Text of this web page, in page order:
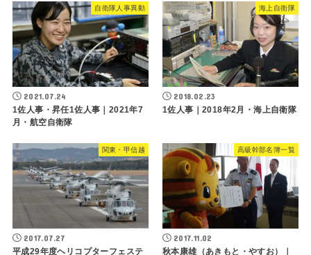
自衛隊人事異動
2021.07.24
1佐人事・昇任1佐人事｜2021年7
月・航空自衛隊
海上自衛隊
2018.02.23
1佐人事｜2018年2月・海上自衛隊
関東・甲信越
2017.07.27
平成29年度ヘリコプターフェステ
高級幹部名簿一覧
2017.11.02
秋本康雄（あきもと・やすお）｜